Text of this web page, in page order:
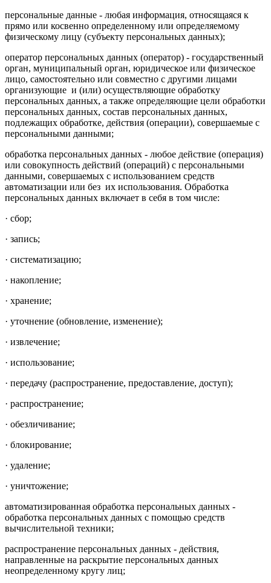
персональные данные - любая информация, относящаяся к
прямо или косвенно определенному или определяемому
физическому лицу (субъекту персональных данных);
оператор персональных данных (оператор) - государственный
орган, муниципальный орган, юридическое или физическое
лицо, самостоятельно или совместно с другими лицами
организующие и (или) осуществляющие обработку
персональных данных, а также определяющие цели обработки
персональных данных, состав персональных данных,
подлежащих обработке, действия (операции), совершаемые с
персональными данными;
обработка персональных данных - любое действие (операция)
или совокупность действий (операций) с персональными
данными, совершаемых с использованием средств
автоматизации или без их использования. Обработка
персональных данных включает в себя в том числе:
· сбор;
· запись;
· систематизацию;
· накопление;
· хранение;
· уточнение (обновление, изменение);
· извлечение;
· использование;
· передачу (распространение, предоставление, доступ);
· распространение;
· обезличивание;
· блокирование;
· удаление;
· уничтожение;
автоматизированная обработка персональных данных -
обработка персональных данных с помощью средств
вычислительной техники;
распространение персональных данных - действия,
направленные на раскрытие персональных данных
неопределенному кругу лиц;